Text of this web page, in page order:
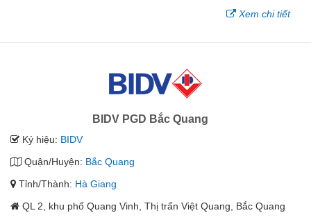
Xem chi tiết
BIDV PGD Bắc Quang
Ký hiệu: BIDV
Quận/Huyện: Bắc Quang
Tỉnh/Thành: Hà Giang
QL 2, khu phố Quang Vinh, Thị trấn Việt Quang, Bắc Quang